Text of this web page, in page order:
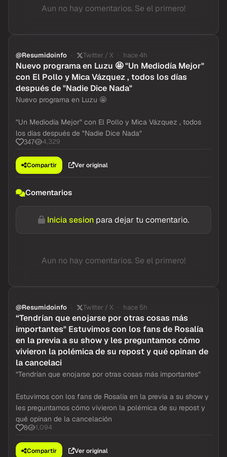
@Resumidoinfo Twitter / X hace 4h
Nuevo programa en Luzu 🤩 "Un Mediodía Mejor"
con El Pollo y Mica Vázquez , todos los días
después de "Nadie Dice Nada"
"Un Mediodía Mejor" con El Pollo y Mica Vázquez , todos
347 4,329
Comentarios
Inicia sesionpara dejar tu comentario.
@Resumidoinfo Twitter / X hace 5h
“Tendrían que enojarse por otras cosas más
importantes" Estuvimos con los fans de Rosalía
en la previa a su show y les preguntamos cómo
vivieron la polémica de su repost y qué opinan de
la cancelaci
Estuvimos con los fans de Rosalía en la previa a su show y
les preguntamos cómo vivieron la polémica de su repost y
8 1,094